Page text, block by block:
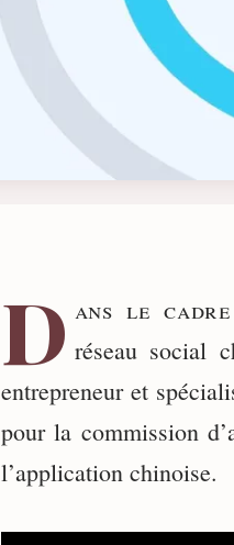
D ans le
réseau social
entrepreneur et
pour la commission
l’application chinoise.